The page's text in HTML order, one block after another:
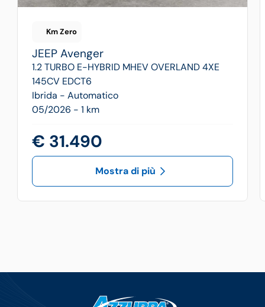
Km Zero
JEEP Avenger
1.2 TURBO E-HYBRID MHEV OVERLAND 4XE
145CV EDCT6
Ibrida - Automatico
05/2026 - 1 km
€ 31.490
Mostra di più